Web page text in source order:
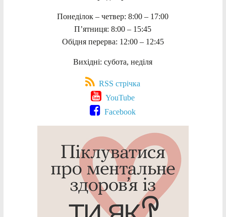
Понеділок – четвер: 8:00 – 17:00
П’ятниця: 8:00 – 15:45
Обідня перерва: 12:00 – 12:45
Вихідні: субота, неділя
RSS стрічка
YouTube
Facebook